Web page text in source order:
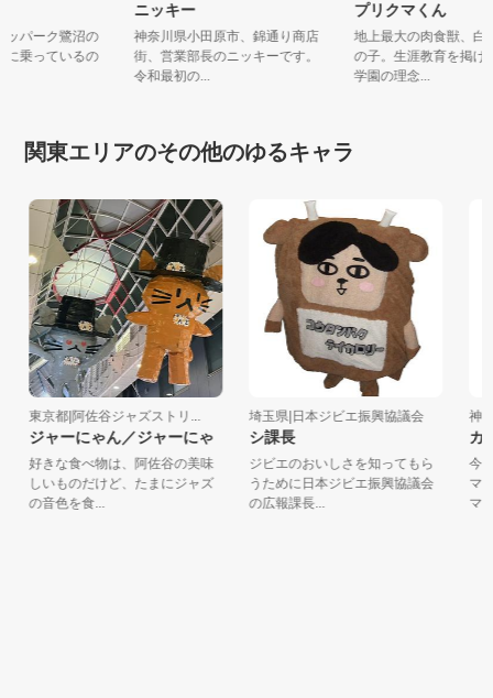
ッパーク鷺沼の
に乗っているの
ニッキー
神奈川県小田原市、錦通り商店
街、営業部長のニッキーです。
令和最初の...
プリクマくん
地上最大の肉食獣、
の子。生涯教育を掲
学園の理念...
関東エリアのその他のゆるキャラ
東京都|阿佐谷ジャズストリ...
ジャーにゃん／ジャーにゃ
好きな食べ物は、阿佐谷の美味
しいものだけど、たまにジャズ
の音色を食...
埼玉県|日本ジビエ振興協議会
シ課長
ジビエのおいしさを知ってもら
うために日本ジビエ振興協議会
の広報課長...
神
カ
今
マ
マル